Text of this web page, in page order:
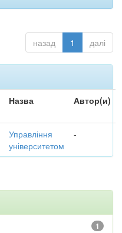
назад 1 далі
Назва Автор(и)
Управління
університетом
-
1